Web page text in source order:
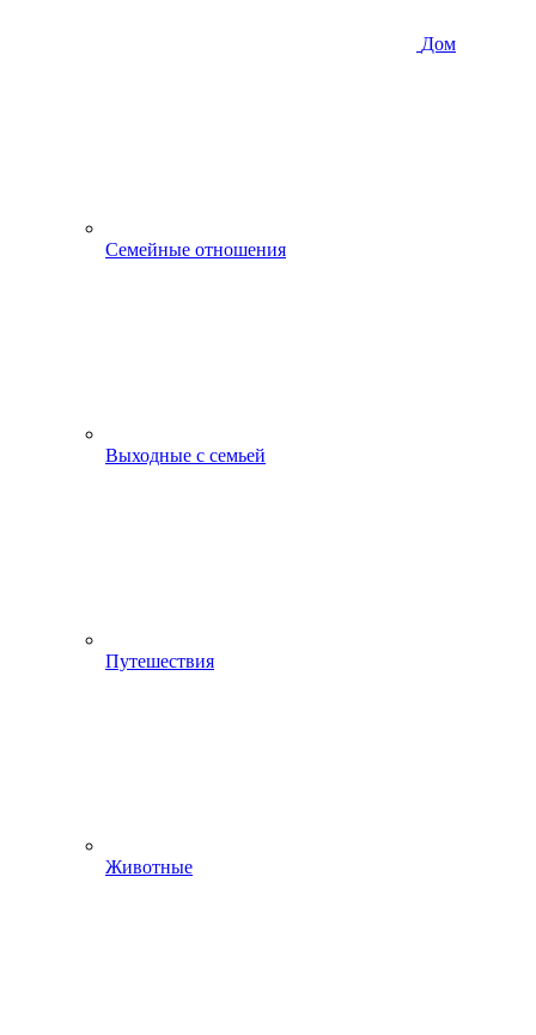
Дом
Семейные отношения
Выходные с семьей
Путешествия
Животные